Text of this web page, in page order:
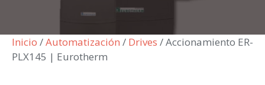
Inicio /Automatización / Drives / Accionamiento ER-
PLX145 | Eurotherm